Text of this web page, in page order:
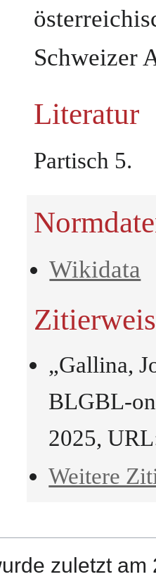
Schweizer
Literatur
Partisch 5.
Wikidata
„Gallina,
BLGBL-
2025,
Weitere
zuletzt